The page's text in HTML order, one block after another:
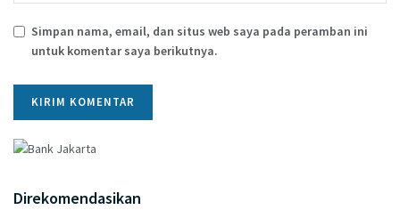
Simpan nama, email, dan situs web saya pada peramban ini
untuk komentar saya berikutnya.
Direkomendasikan